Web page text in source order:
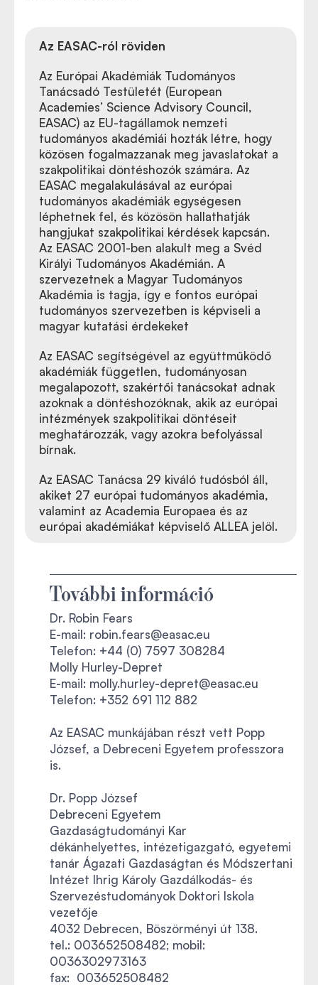
Az EASAC-ról röviden
Az Európai Akadémiák Tudományos
Tanácsadó Testületét (European
Academies’ Science Advisory Council,
EASAC) az EU-tagállamok nemzeti
tudományos akadémiái hozták létre, hogy
közösen fogalmazzanak meg javaslatokat a
szakpolitikai döntéshozók számára. Az
EASAC megalakulásával az európai
tudományos akadémiák egységesen
léphetnek fel, és közösön hallathatják
hangjukat szakpolitikai kérdések kapcsán.
Az EASAC 2001-ben alakult meg a Svéd
Királyi Tudományos Akadémián. A
szervezetnek a Magyar Tudományos
Akadémia is tagja, így e fontos európai
tudományos szervezetben is képviseli a
magyar kutatási érdekeket
Az EASAC segítségével az együttműködő
akadémiák független, tudományosan
megalapozott, szakértői tanácsokat adnak
azoknak a döntéshozóknak, akik az európai
intézmények szakpolitikai döntéseit
meghatározzák, vagy azokra befolyással
bírnak.
Az EASAC Tanácsa 29 kiváló tudósból áll,
akiket 27 európai tudományos akadémia,
valamint az Academia Europaea és az
európai akadémiákat képviselő ALLEA jelöl.
További információ
Dr. Robin Fears
E-mail: robin.fears@easac.eu
Telefon: +44 (0) 7597 308284
Molly Hurley-Depret
E-mail: molly.hurley-depret@easac.eu
Telefon: +352 691 112 882
Az EASAC munkájában részt vett Popp
József, a Debreceni Egyetem professzora
is.
Dr. Popp József
Debreceni Egyetem
Gazdaságtudományi Kar
dékánhelyettes, intézetigazgató, egyetemi
tanár Ágazati Gazdaságtan és Módszertani
Intézet Ihrig Károly Gazdálkodás- és
Szervezéstudományok Doktori Iskola
vezetője
4032 Debrecen, Böszörményi út 138.
tel.: 003652508482; mobil:
0036302973163
fax: 003652508482